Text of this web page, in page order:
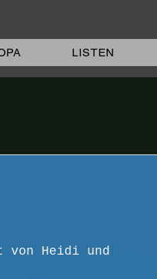
LISTEN
von Heidi und